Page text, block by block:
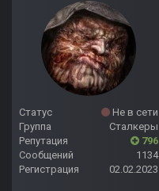
Статус
Не в сети
Группа
Сталкеры
Репутация
796
Сообщений
1134
Регистрация
02.02.2023